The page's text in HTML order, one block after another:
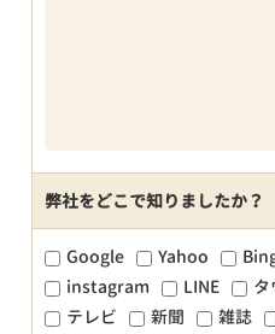
弊社をどこで知りましたか
Google Yahoo
instagram
LINE タ
テレビ
新聞 雑誌